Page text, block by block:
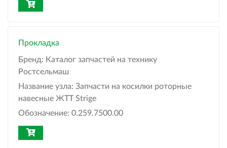
Прокладка
Бренд: Каталог запчастей на технику
Ростсельмаш
Название узла: Запчасти на косилки роторные
навесные ЖТТ Strige
Обозначение: 0.259.7500.00